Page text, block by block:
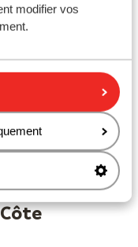
modifier vos
environ 6,0
environ 6
environ 6
le centre de à